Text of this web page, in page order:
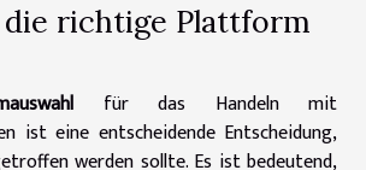
richtige Plattform
für das Handeln mit
ist eine entscheidende Entscheidung,
werden sollte. Es ist bedeutend,